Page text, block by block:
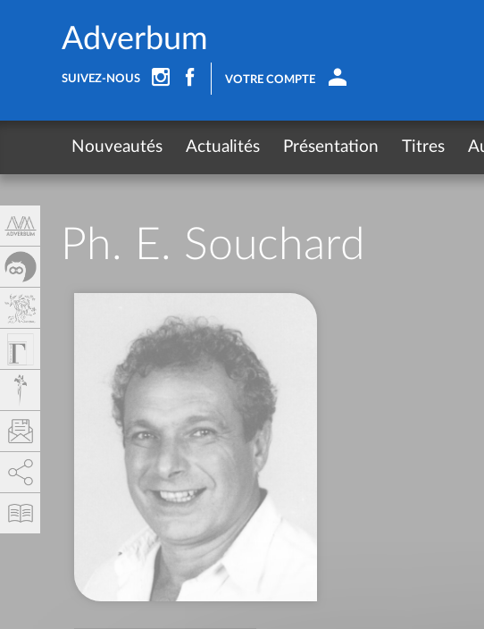
Ph. E. Souchard
Adverbum
SUIVEZ-NOUS VOTRE COMPTE
Nouveautés Actualités Présentation Titres
AddThis está deshabilitado. Permitir